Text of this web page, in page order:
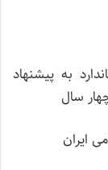
به پیشنهاد
سال